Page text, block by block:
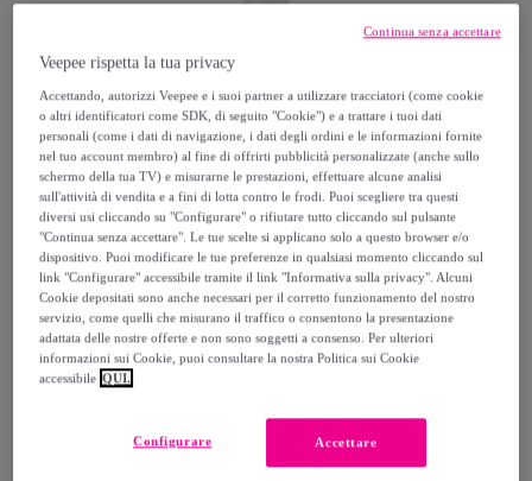
KAPPA
Kappa - Tuta sportiva Uomo Bianco - KAPPA4SOCCER
Veepee rispetta la tua privacy
Accettando, autorizzi Veepee e i suoi partner a utilizzare tracciatori (come cookie
o altri identificatori come SDK, di seguito "Cookie") e a trattare i tuoi dati
personali (come i dati di navigazione, i dati degli ordini e le informazioni fornite
nel tuo account membro) al fine di offrirti pubblicità personalizzate (anche sullo
schermo della tua TV) e misurarne le prestazioni, effettuare alcune analisi
sull'attività di vendita e a fini di lotta contro le frodi. Puoi scegliere tra questi
diversi usi cliccando su "Configurare" o rifiutare tutto cliccando sul pulsante
"Continua senza accettare". Le tue scelte si applicano solo a questo browser e/o
dispositivo. Puoi modificare le tue preferenze in qualsiasi momento cliccando sul
link "Configurare" accessibile tramite il link "Informativa sulla privacy". Alcuni
Cookie depositati sono anche necessari per il corretto funzionamento del nostro
servizio, come quelli che misurano il traffico o consentono la presentazione
adattata delle nostre offerte e non sono soggetti a consenso. Per ulteriori
informazioni sui Cookie, puoi consultare la nostra Politica sui Cookie
accessibile QUI.
Accettare
Configurare
Continua senza accettare